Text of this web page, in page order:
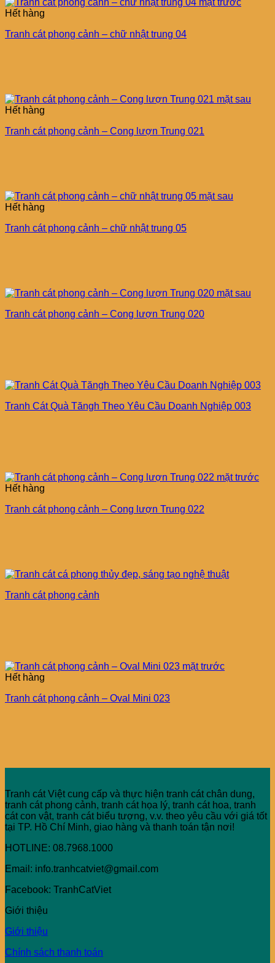
Hết hàng
Tranh cát phong cảnh – chữ nhật trung 04
Hết hàng
Tranh cát phong cảnh – Cong lượn Trung 021
Hết hàng
Tranh cát phong cảnh – chữ nhật trung 05
Tranh cát phong cảnh – Cong lượn Trung 020
Tranh Cát Quà Tăngh Theo Yêu Cầu Doanh Nghiệp 003
Hết hàng
Tranh cát phong cảnh – Cong lượn Trung 022
Tranh cát phong cảnh
Hết hàng
Tranh cát phong cảnh – Oval Mini 023
Tranh cát Việt cung cấp và thực hiện tranh cát chân dung,
tranh cát phong cảnh, tranh cát họa lý, tranh cát hoa, tranh
cát con vật, tranh cát biểu tượng, v.v. theo yêu cầu với giá tốt
tại TP. Hồ Chí Minh, giao hàng và thanh toán tận nơi!
HOTLINE: 08.7968.1000
Email: info.tranhcatviet@gmail.com
Facebook: TranhCatViet
Giới thiệu
Giới thiệu
Chính sách thanh toán